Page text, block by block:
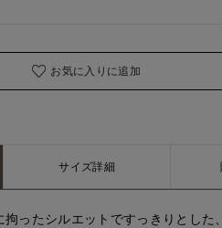
お気に入りに追加
サイズ詳細
ったシルエットですっきりとした